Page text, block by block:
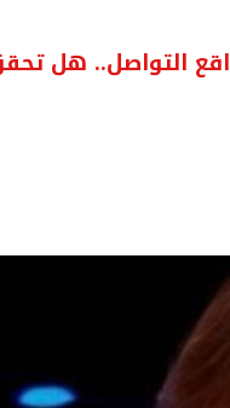
التواصل.. هل